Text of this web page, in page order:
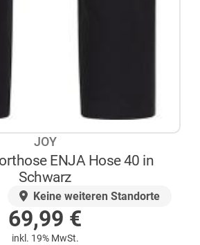
JOY
ENJA Hose 40 in
Schwarz
Keine weiteren Standorte
69,99 €
inkl. 19% MwSt.